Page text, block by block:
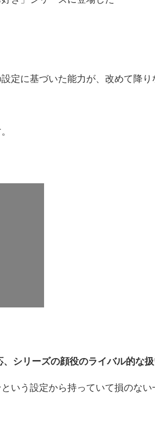
定に基づいた能力が、改めて降り
、シリーズの顔役のライバル的な
いう設定から持っていて損のな